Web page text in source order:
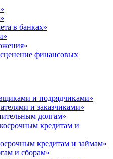
в банках»
финансовых
и подрядчиками»
и заказчиками»
долгам»
кредитам и
кредитам и займам»
и сборам»